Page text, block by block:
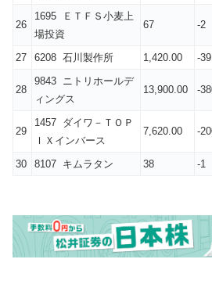
26
1695 ＥＴＦＳ小麦上
場投資
67 -2
27 6208 石川製作所 1,420.00 -39
28
9843 ニトリホールデ
ィングス
13,900.00 -
29
1457 ダイワ－ＴＯＰ
ＩＸインバース
7,620.00 -
30 8107 キムラタン 38 -1